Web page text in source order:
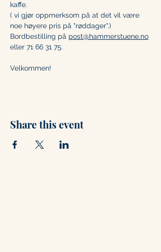
kaffe.
( vi gjør oppmerksom på at det vil være
noe høyere pris på "røddager".)
Bordbestilling på post@hammerstuene.no
eller 71 66 31 75.
Velkommen!
Share this event